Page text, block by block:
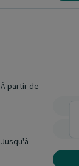
À partir de
Jusqu'à